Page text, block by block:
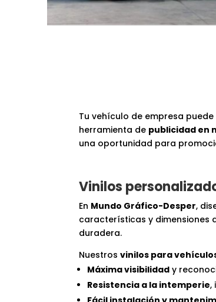
Tu vehículo de empresa
herramienta de publicidad en
una oportunidad para
Vinilos
En Mundo Gráfico-Desper,
características y dimensiones
duradera.
Nuestrosvinilos para
Máxima visibilidad y
Resistencia a la intemperie,